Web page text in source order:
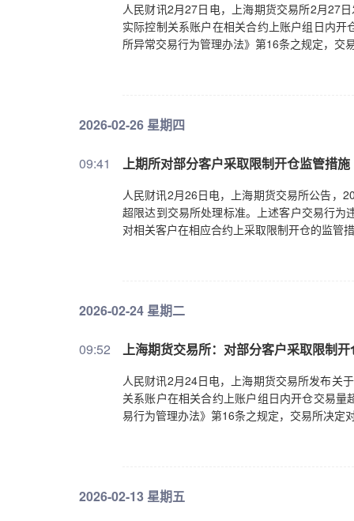
人民财讯2月27日电，上海期货交易所2月27
实际控制关系账户在相关合约上账户组日内
所异常交易行为管理办法》第16条之规定，交
2026-02-26 星期四
09:41 上期所对部分客户采取限制开仓监管措施
人民财讯2月26日电，上海期货交易所公告，
超限达到交易所处理标准。上述客户交易行
对相关客户在相应合约上采取限制开仓的监管
2026-02-24 星期二
09:52 上海期货交易所：对部分客户采取限制
人民财讯2月24日电，上海期货交易所发布关
关系账户在相关合约上账户组日内开仓交易
易行为管理办法》第16条之规定，交易所决定
2026-02-13 星期五